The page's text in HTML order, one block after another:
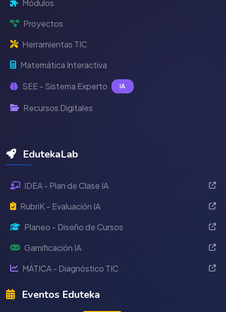
Módulos
Proyectos
Herramientas TIC
Matemática Interactiva
SEE - Sistema Experto IA
Recursos Digitales
EdutekaLab
IDEA - Plan de Clase IA
RubriK - Evaluación IA
Planeo - Diseño de Cursos
Gamificación IA
MÁTICA - Diagnóstico TIC
Eventos Eduteka